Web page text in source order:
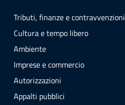
Tributi, finanze e contravvenzioni
Cultura e tempo libero
Ambiente
Imprese e commercio
Autorizzazioni
Appalti pubblici